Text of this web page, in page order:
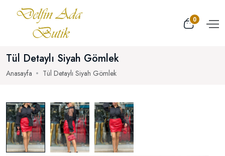
0
Tül Detaylı Siyah Gömlek
Anasayfa Tül Detaylı Siyah Gömlek